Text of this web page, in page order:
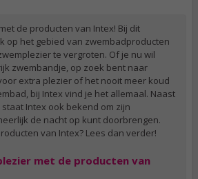
de producten van Intex! Bij dit
op het gebied van zwembadproducten
te vergroten. Of je nu wil
zwembandje, op zoek bent naar
extra plezier of het nooit meer koud
bij Intex vind je het allemaal. Naast
Intex ook bekend om zijn
de nacht op kunt doorbrengen.
van Intex? Lees dan verder!
met de producten van